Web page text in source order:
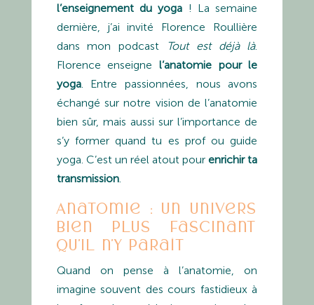
l’enseignement du yoga ! La semaine
dernière, j’ai invité Florence Roullière
dans mon podcast
Tout est déjà là.
Florence enseigne l’anatomie pour le
yoga. Entre passionnées, nous avons
échangé sur notre vision de l’anatomie
bien sûr, mais aussi sur l’importance de
s’y former quand tu es prof ou guide
yoga. C’est un réel atout pourenrichir ta
transmission.
Anatomie : un univers
bien plus fascinant
qu’il n’y paraît
Quand on pense à l’anatomie, on
imagine souvent des cours fastidieux à